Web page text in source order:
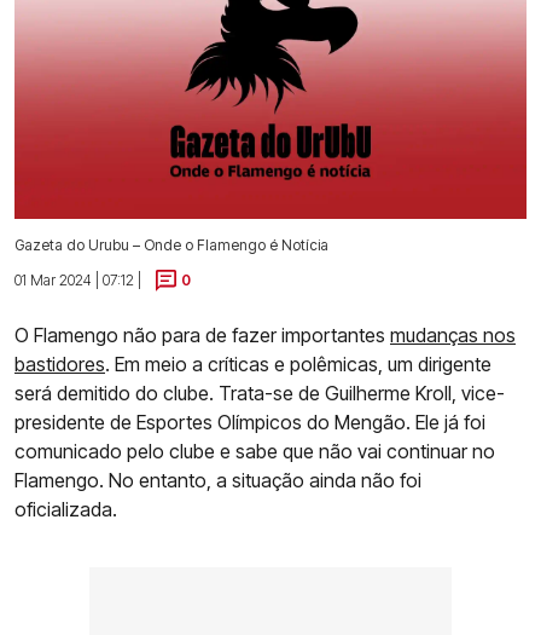
Gazeta do Urubu – Onde o Flamengo é Notícia
01 Mar 2024 | 07:12 |
0
O Flamengo não para de fazer importantes mudanças nos
bastidores. Em meio a críticas e polêmicas, um dirigente
será demitido do clube. Trata-se de Guilherme Kroll, vice-
presidente de Esportes Olímpicos do Mengão. Ele já foi
comunicado pelo clube e sabe que não vai continuar no
Flamengo. No entanto, a situação ainda não foi
oficializada.